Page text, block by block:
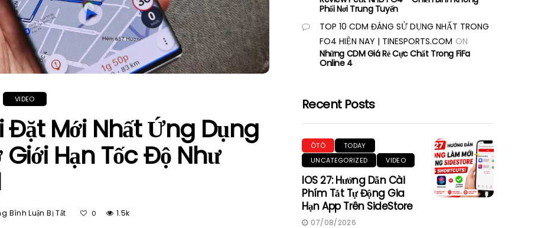
VIDEO
Đặt Mới Nhất Ứng Dụng
Hạn Tốc Độ Như
Bình Luận Bị Tắt 0 1.5k
Phổi Nơi Trung Tuyến
TOP 10 CDM ĐÁNG SỬ DỤNG NHẤT TRONG
FO4 HIỆN NAY | TINESPORTS.COM ON
Những CDM Giá Rẻ Cực Chất Trong FiFa
Online 4
Recent Posts
ÔTÔ
TODAY
UNCATEGORIZED
VIDEO
IOS 27: Hướng Dẫn Cài
Phím Tắt Tự Động Gia
Hạn App Trên SideStore
07/08/2026